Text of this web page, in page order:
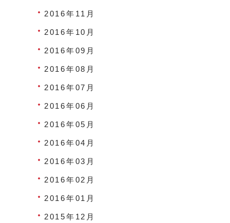
2016年11月
2016年10月
2016年09月
2016年08月
2016年07月
2016年06月
2016年05月
2016年04月
2016年03月
2016年02月
2016年01月
2015年12月